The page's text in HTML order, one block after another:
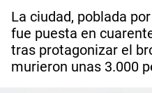
La ciudad, poblada
fue puesta en
tras protagonizar el
murieron unas 3.000